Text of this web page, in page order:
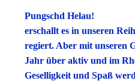
Pungschd Helau!
erschallt es in unseren
regiert. Aber mit unseren
Jahr über aktiv und im
Geselligkeit und Spaß